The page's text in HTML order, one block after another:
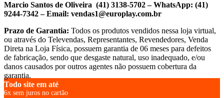
Marcio Santos de Oliveira (41) 3138-5702 – WhatsApp: (41)
9244-7342 – Email: vendas1@europlay.com.br
Prazo de Garantia: Todos os produtos vendidos nessa loja virtual,
ou através do Televendas, Representantes, Revendedores, Venda
Direta na Loja Física, possuem garantia de 06 meses para defeitos
de fabricação, sendo que desgaste natural, uso inadequado, e/ou
danos causados por outros agentes não possuem cobertura da
garantia.
Todo site em até
6x sem juros no cartão